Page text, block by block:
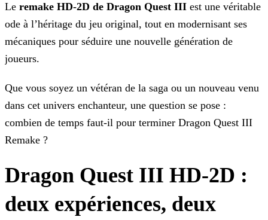
Le remake HD-2D de Dragon Quest III est une véritable
ode à l’héritage du jeu original, tout en modernisant ses
mécaniques pour séduire une nouvelle génération de
joueurs.
Que vous soyez un vétéran de la saga ou un nouveau venu
dans cet univers enchanteur, une question se pose :
combien de temps faut-il pour terminer Dragon Quest III
Remake ?
Dragon Quest III HD-2D :
deux expériences, deux